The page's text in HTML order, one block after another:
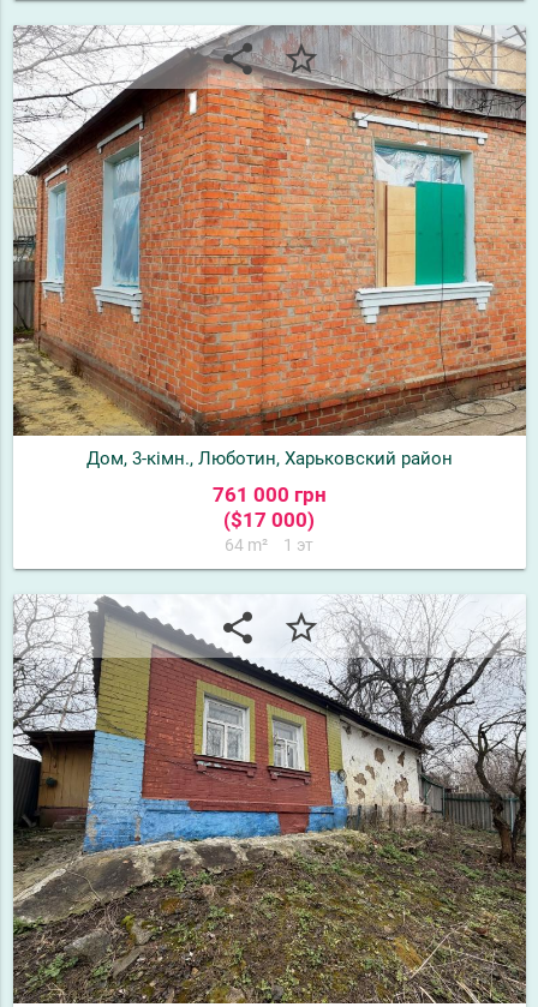
share star_border
Дом, 3-кімн., Люботин, Харьковский район
761 000 грн
($17 000)
64 m² 1 эт
share star_border